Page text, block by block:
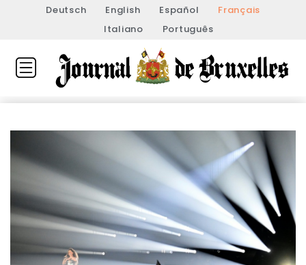
Deutsch English Español
Français
Italiano
Português